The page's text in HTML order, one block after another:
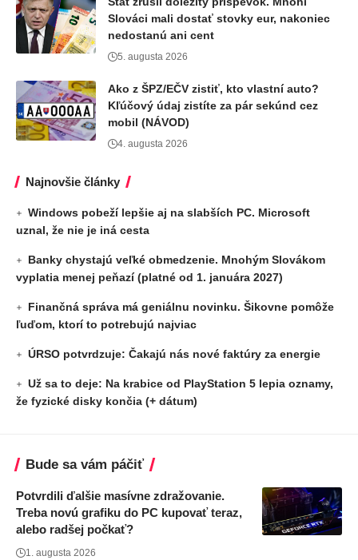
Slováci mali dostať stovky eur, nakoniec
nedostanú ani cent
5. augusta 2026
Ako z ŠPZ/EČV zistiť, kto vlastní auto?
Kľúčový údaj zistíte za pár sekúnd cez
mobil (NÁVOD)
4. augusta 2026
Najnovšie články
Windows pobeží lepšie aj na slabších PC. Microsoft
uznal, že nie je iná cesta
Banky chystajú veľké obmedzenie. Mnohým Slovákom
vyplatia menej peňazí (platné od 1. januára 2027)
Finančná správa má geniálnu novinku. Šikovne pomôže
ľuďom, ktorí to potrebujú najviac
ÚRSO potvrdzuje: Čakajú nás nové faktúry za energie
Už sa to deje: Na krabice od PlayStation 5 lepia oznamy,
že fyzické disky končia (+ dátum)
Bude sa vám páčiť
Potvrdili ďalšie masívne zdražovanie.
Treba novú grafiku do PC kupovať teraz,
alebo radšej počkať?
1. augusta 2026